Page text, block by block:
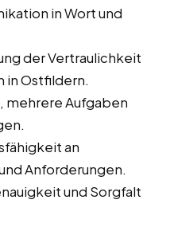
in Wort und
der Vertraulichkeit
in Ostfildern.
mehrere Aufgaben
an
Anforderungen.
und Sorgfalt